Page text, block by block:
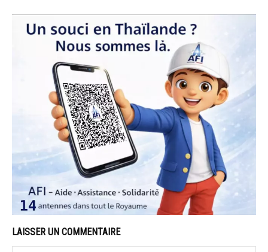
LAISSER UN COMMENTAIRE